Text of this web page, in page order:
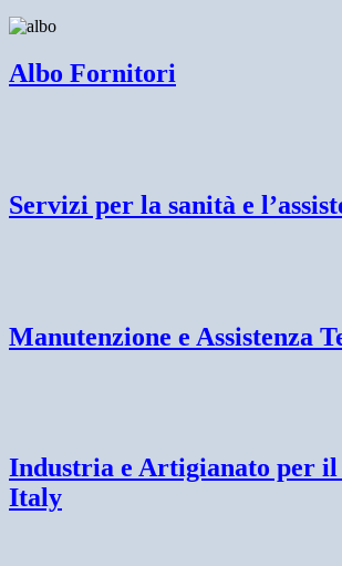
Albo Fornitori
Servizi per la sanità e
Manutenzione e Assistenza
Industria e Artigianato per
Italy